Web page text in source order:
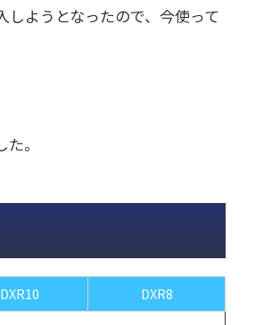
ようとなったので、今使って
。
DXR10
DXR8